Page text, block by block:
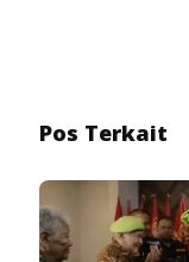
Pos Terkait